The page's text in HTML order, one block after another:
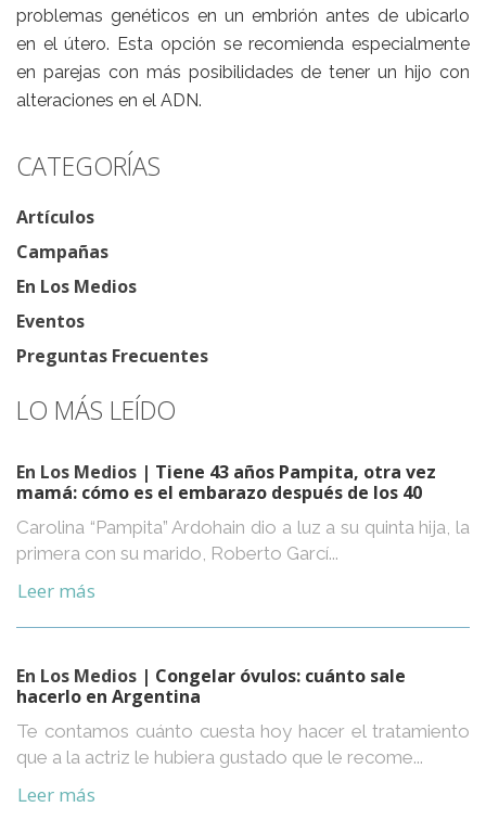
problemas genéticos en un embrión antes de ubicarlo
en el útero. Esta opción se recomienda especialmente
en parejas con más posibilidades de tener un hijo con
alteraciones en el ADN.
CATEGORÍAS
Artículos
Campañas
En Los Medios
Eventos
Preguntas Frecuentes
LO MÁS LEÍDO
En Los Medios | Tiene 43 años Pampita, otra vez
mamá: cómo es el embarazo después de los 40
Carolina “Pampita” Ardohain dio a luz a su quinta hija, la
primera con su marido, Roberto Garcí...
Leer más
En Los Medios | Congelar óvulos: cuánto sale
hacerlo en Argentina
Te contamos cuánto cuesta hoy hacer el tratamiento
que a la actriz le hubiera gustado que le recome...
Leer más